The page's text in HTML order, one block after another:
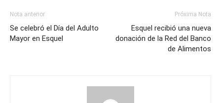
Nota anterior
Se celebró el Día del Adulto
Mayor en Esquel
Próxima Nota
Esquel recibió una nueva
donación de la Red del Banco
de Alimentos